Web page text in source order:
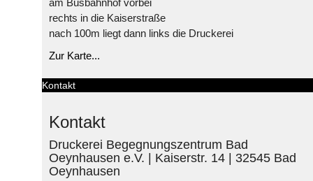
am Busbahnhof vorbei
rechts in die Kaiserstraße
nach 100m liegt dann links die Druckerei
Zur Karte...
Kontakt
Kontakt
Druckerei Begegnungszentrum Bad
Oeynhausen e.V. | Kaiserstr. 14 | 32545 Bad
Oeynhausen